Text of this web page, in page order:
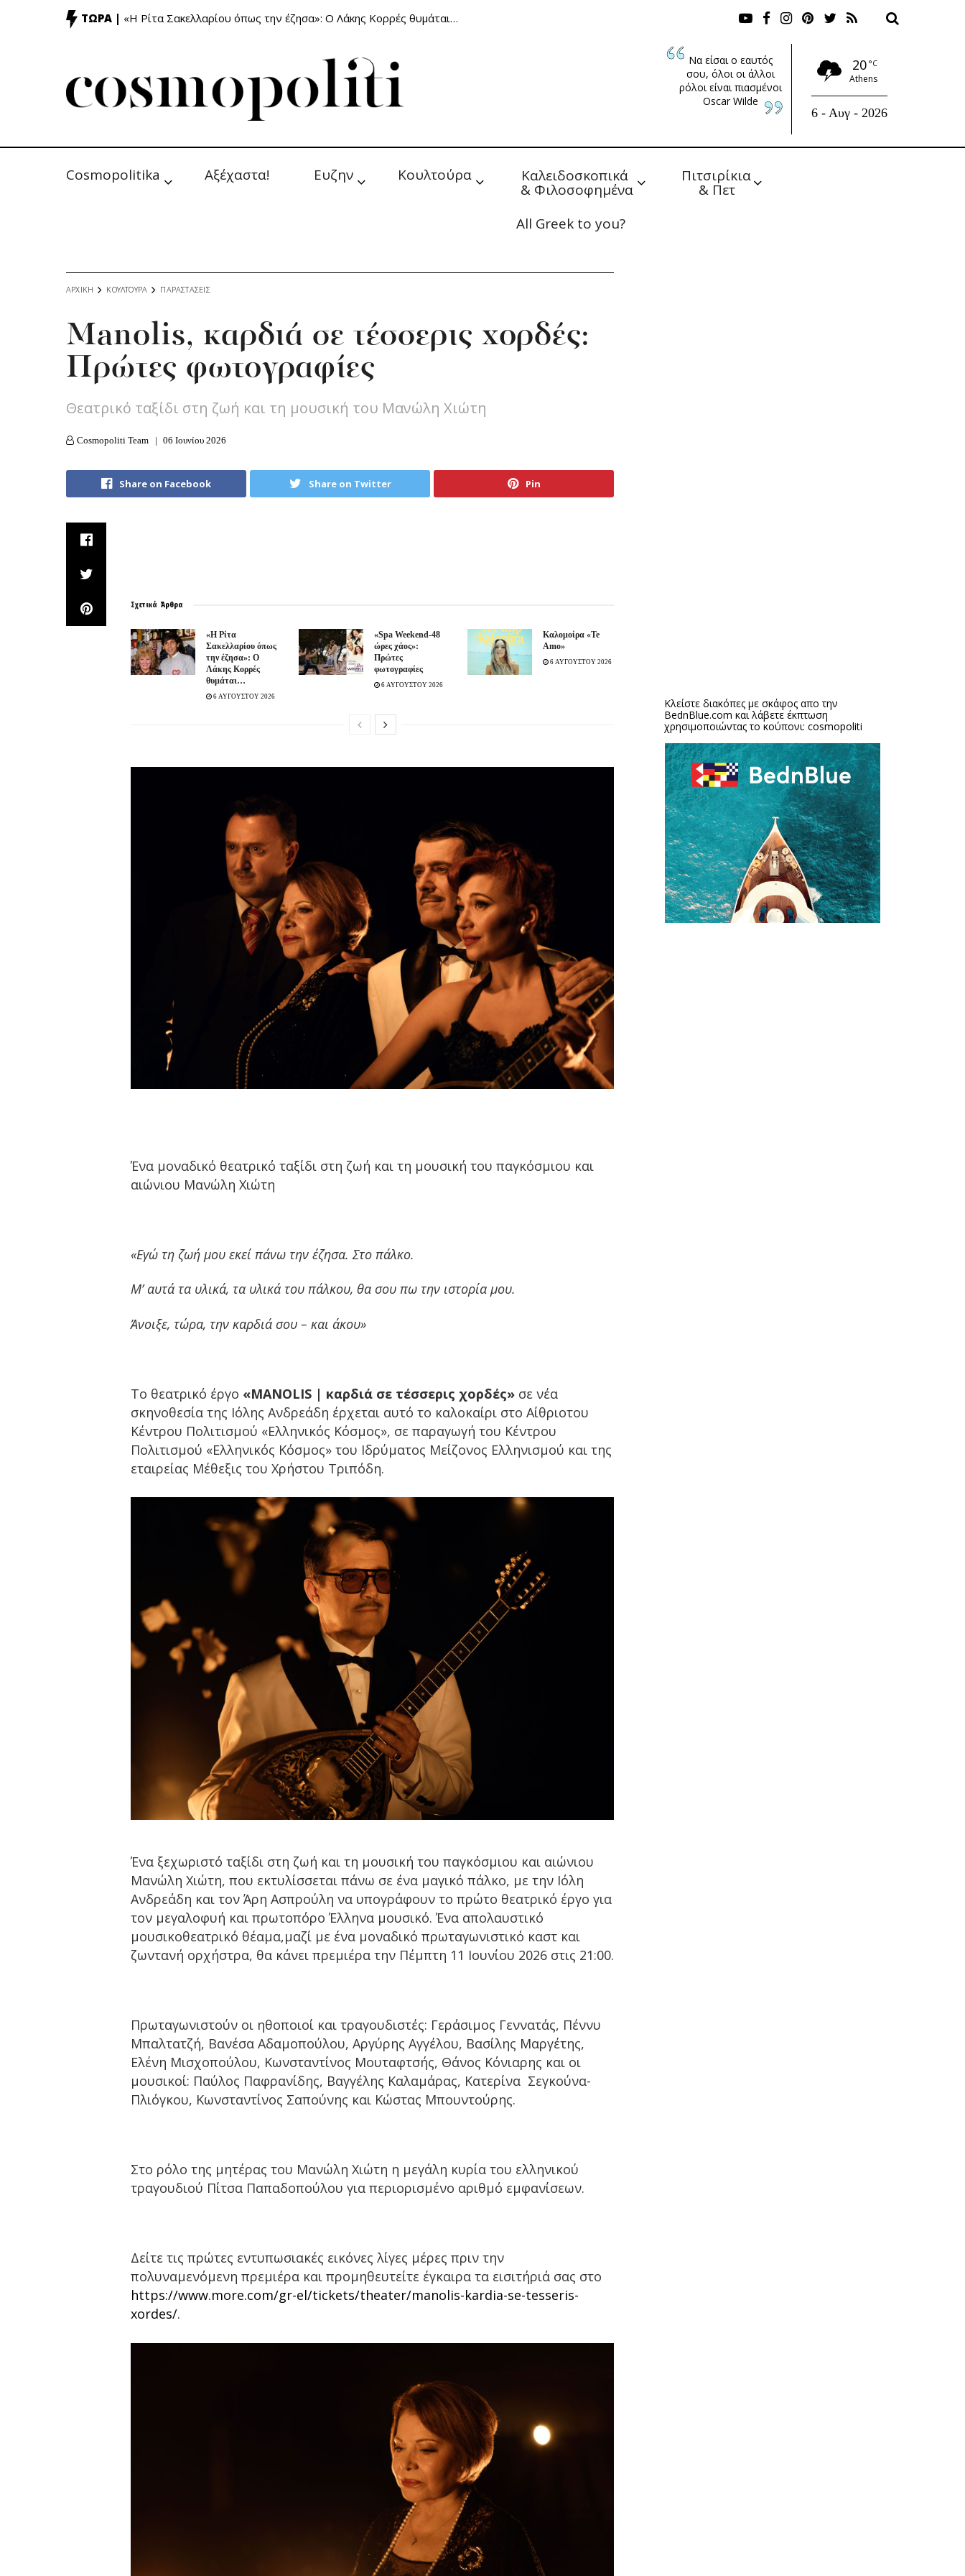
ΤΩΡΑ | «Η Ρίτα Σακελλαρίου όπως την έζησα»: Ο Λάκης Κορρές θυμάται…
Να είσαι ο εαυτός
σου, όλοι οι άλλοι
ρόλοι είναι πιασμένοι
Oscar Wilde
20 °C
Athens
6 - Αυγ - 2026
Cosmopolitika Αξέχαστα! Ευζην Κουλτούρα Καλειδοσκοπικά
& Φιλοσοφημένα
Πιτσιρίκια
& Πετ
All Greek to you?
ΑΡΧΙΚΗ ΚΟΥΛΤΟΥΡΑ ΠΑΡΑΣΤΑΣΕΙΣ
Manolis, καρδιά σε τέσσερις χορδές:
Πρώτες φωτογραφίες
Θεατρικό ταξίδι στη ζωή και τη μουσική του Μανώλη Χιώτη
Cosmopoliti Team 06 Ιουνίου 2026
Share on Facebook Share on Twitter Pin
Σχετικά Άρθρα
«Η Ρίτα
Σακελλαρίου όπως
την έζησα»: Ο
Λάκης Κορρές
θυμάται…
6 ΑΥΓΟΥΣΤΟΥ 2026
«Spa Weekend-48
ώρες χάος»:
Πρώτες
φωτογραφίες
6 ΑΥΓΟΥΣΤΟΥ 2026
Καλομοίρα «Te
Amo»
6 ΑΥΓΟΥΣΤΟΥ 2026
Ένα μοναδικό θεατρικό ταξίδι στη ζωή και τη μουσική του παγκόσμιου και
αιώνιου Μανώλη Χιώτη
«Εγώ τη ζωή μου εκεί πάνω την έζησα. Στο πάλκο.
Μ’ αυτά τα υλικά, τα υλικά του πάλκου, θα σου πω την ιστορία μου.
Άνοιξε, τώρα, την καρδιά σου – και άκου»
Το θεατρικό έργο «MANOLIS | καρδιά σε τέσσερις χορδές» σε νέα
σκηνοθεσία της Ιόλης Ανδρεάδη έρχεται αυτό το καλοκαίρι στο Αίθριοτου
Κέντρου Πολιτισμού «Ελληνικός Κόσμος», σε παραγωγή του Κέντρου
Πολιτισμού «Ελληνικός Κόσμος» του Ιδρύματος Μείζονος Ελληνισμού και της
εταιρείας Μέθεξις του Χρήστου Τριπόδη.
Ένα ξεχωριστό ταξίδι στη ζωή και τη μουσική του παγκόσμιου και αιώνιου
Μανώλη Χιώτη, που εκτυλίσσεται πάνω σε ένα μαγικό πάλκο, με την Ιόλη
Ανδρεάδη και τον Άρη Ασπρούλη να υπογράφουν το πρώτο θεατρικό έργο για
τον μεγαλοφυή και πρωτοπόρο Έλληνα μουσικό. Ένα απολαυστικό
μουσικοθεατρικό θέαμα,μαζί με ένα μοναδικό πρωταγωνιστικό καστ και
ζωντανή ορχήστρα, θα κάνει πρεμιέρα την Πέμπτη 11 Ιουνίου 2026 στις 21:00.
Πρωταγωνιστούν οι ηθοποιοί και τραγουδιστές: Γεράσιμος Γεννατάς, Πέννυ
Μπαλτατζή, Βανέσα Αδαμοπούλου, Αργύρης Αγγέλου, Βασίλης Μαργέτης,
Ελένη Μισχοπούλου, Κωνσταντίνος Μουταφτσής, Θάνος Κόνιαρης και οι
μουσικοί: Παύλος Παφρανίδης, Βαγγέλης Καλαμάρας, Κατερίνα Σεγκούνα-
Πλιόγκου, Κωνσταντίνος Σαπούνης και Κώστας Μπουντούρης.
Στο ρόλο της μητέρας του Μανώλη Χιώτη η μεγάλη κυρία του ελληνικού
τραγουδιού Πίτσα Παπαδοπούλου για περιορισμένο αριθμό εμφανίσεων.
Δείτε τις πρώτες εντυπωσιακές εικόνες λίγες μέρες πριν την
πολυναμενόμενη πρεμιέρα και προμηθευτείτε έγκαιρα τα εισιτήριά σας στο
https://www.more.com/gr-el/tickets/theater/manolis-kardia-se-tesseris-
xordes/.
Κλείστε διακόπες με σκάφος απο την
BednBlue.com και λάβετε έκπτωση
χρησιμοποιώντας το κούπονι: cosmopoliti